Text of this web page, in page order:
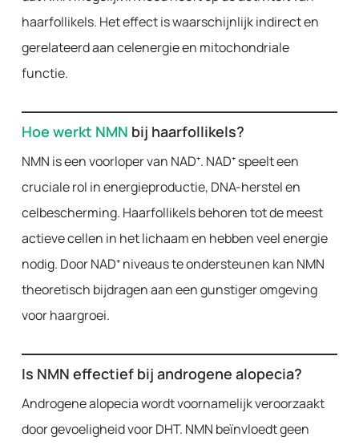
haarfollikels. Het effect is waarschijnlijk indirect en
gerelateerd aan celenergie en mitochondriale
functie.
Hoe werkt NMN bij haarfollikels?
NMN is een voorloper van NAD⁺. NAD⁺ speelt een
cruciale rol in energieproductie, DNA-herstel en
celbescherming. Haarfollikels behoren tot de meest
actieve cellen in het lichaam en hebben veel energie
nodig. Door NAD⁺ niveaus te ondersteunen kan NMN
theoretisch bijdragen aan een gunstiger omgeving
voor haargroei.
Is NMN effectief bij androgene alopecia?
Androgene alopecia wordt voornamelijk veroorzaakt
door gevoeligheid voor DHT. NMN beïnvloedt geen